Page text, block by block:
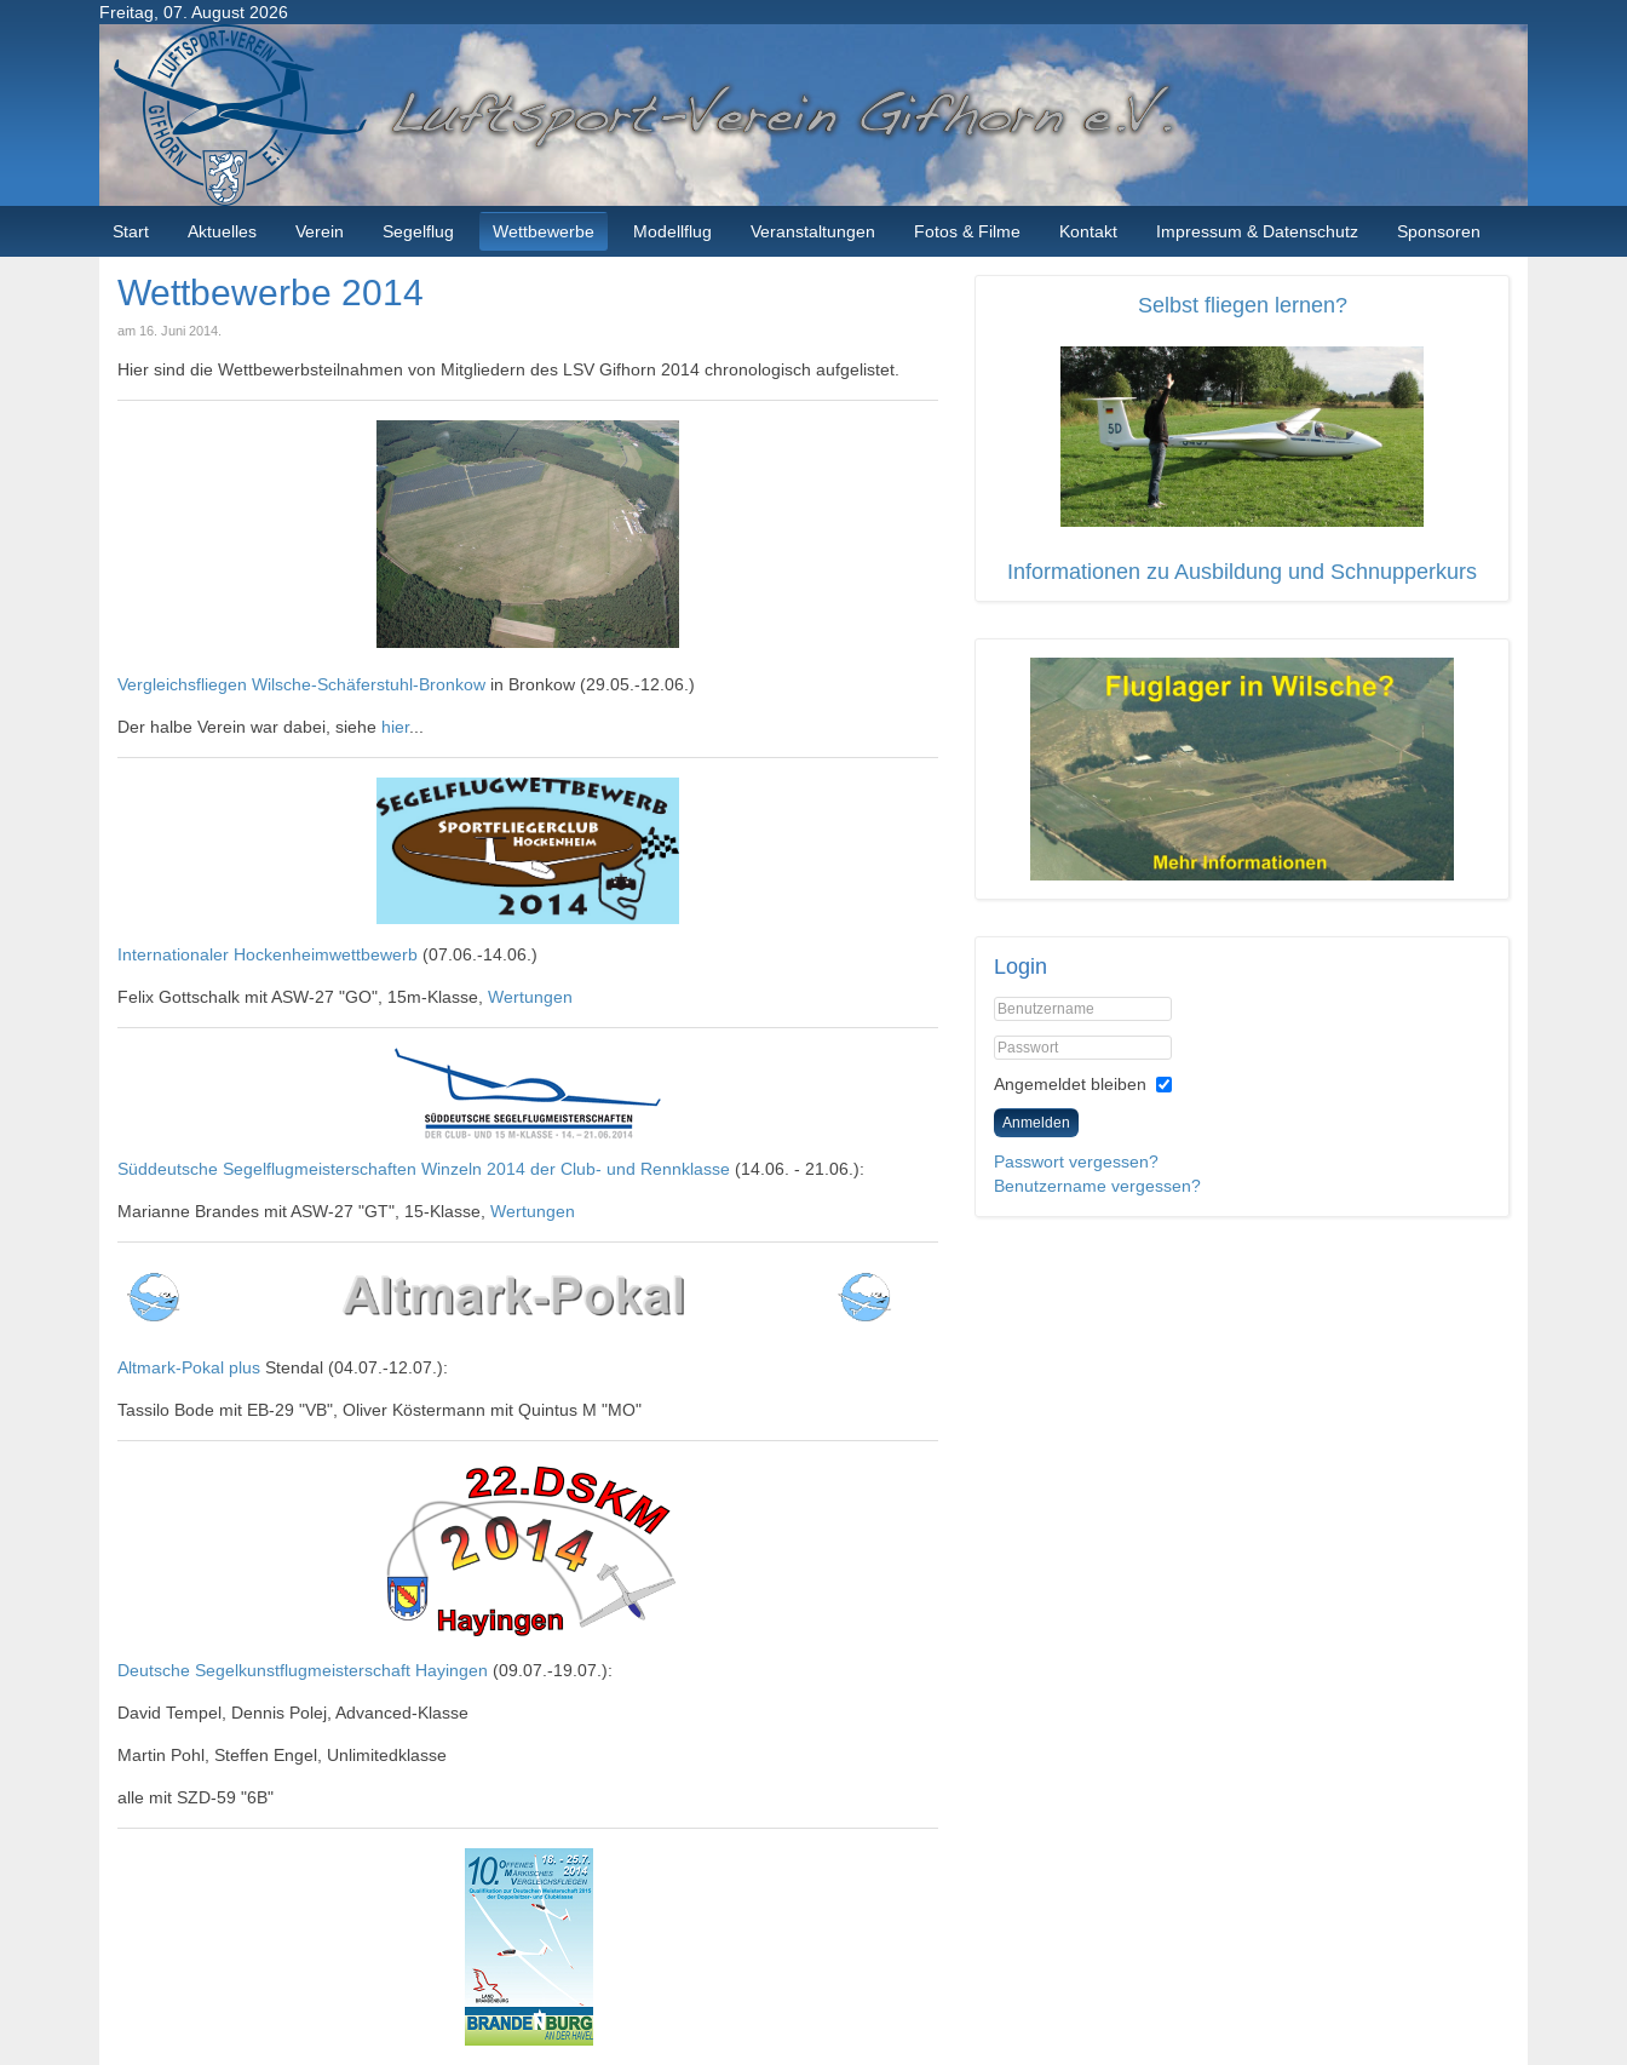
Freitag, 07. August 2026
Start Aktuelles Verein Segelflug Wettbewerbe Modellflug Veranstaltungen Fotos & Filme Kontakt Impressum & Datenschutz Sponsoren
Wettbewerbe 2014
am 16. Juni 2014
Hier sind die Wettbewerbsteilnahmen von Mitgliedern des LSV Gifhorn 2014 chronologisch aufgelistet.
Vergleichsfliegen Wilsche-Schäferstuhl-Bronkow in Bronkow (29.05.-12.06.)
Der halbe Verein war dabei, siehe hier...
Internationaler Hockenheimwettbewerb (07.06.-14.06.)
Felix Gottschalk mit ASW-27 "GO", 15m-Klasse, Wertungen
Süddeutsche Segelflugmeisterschaften Winzeln 2014 der Club- und Rennklasse (14.06. - 21.06.):
Marianne Brandes mit ASW-27 "GT", 15-Klasse, Wertungen
Altmark-Pokal plus Stendal (04.07.-12.07.):
Tassilo Bode mit EB-29 "VB", Oliver Köstermann mit Quintus M "MO"
Deutsche Segelkunstflugmeisterschaft Hayingen (09.07.-19.07.):
David Tempel, Dennis Polej, Advanced-Klasse
Martin Pohl, Steffen Engel, Unlimitedklasse
alle mit SZD-59 "6B"
Selbst fliegen lernen?
Informationen zu Ausbildung und Schnupperkurs
Login
Angemeldet bleiben
Anmelden
Passwort vergessen?
Benutzername vergessen?